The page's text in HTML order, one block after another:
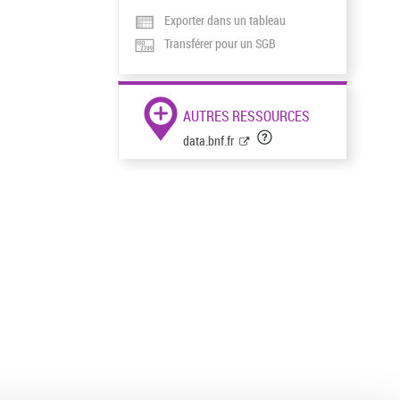
Exporter dans un tableau
Transférer pour un SGB
AUTRES RESSOURCES
data.bnf.fr